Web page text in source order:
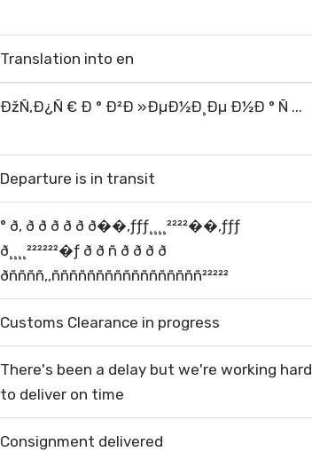
Translation into en
ÐžÑ‚Ð¿Ñ € Ð ° Ð²Ð »ÐµÐ½Ð¸Ðµ Ð½Ð ° Ñ ...
Departure is in transit
° ð, ð ð ð ð ð ð��,ƒƒƒ¸¸¸¸²²²²��,ƒƒƒ
ð¸¸¸¸²²²²²²�ƒ ð ð ñ ð ð ð ð
ðññññ,,ñññññññññññññññññ²²²²²
Customs Clearance in progress
There's been a delay but we're working hard
to deliver on time
Consignment delivered